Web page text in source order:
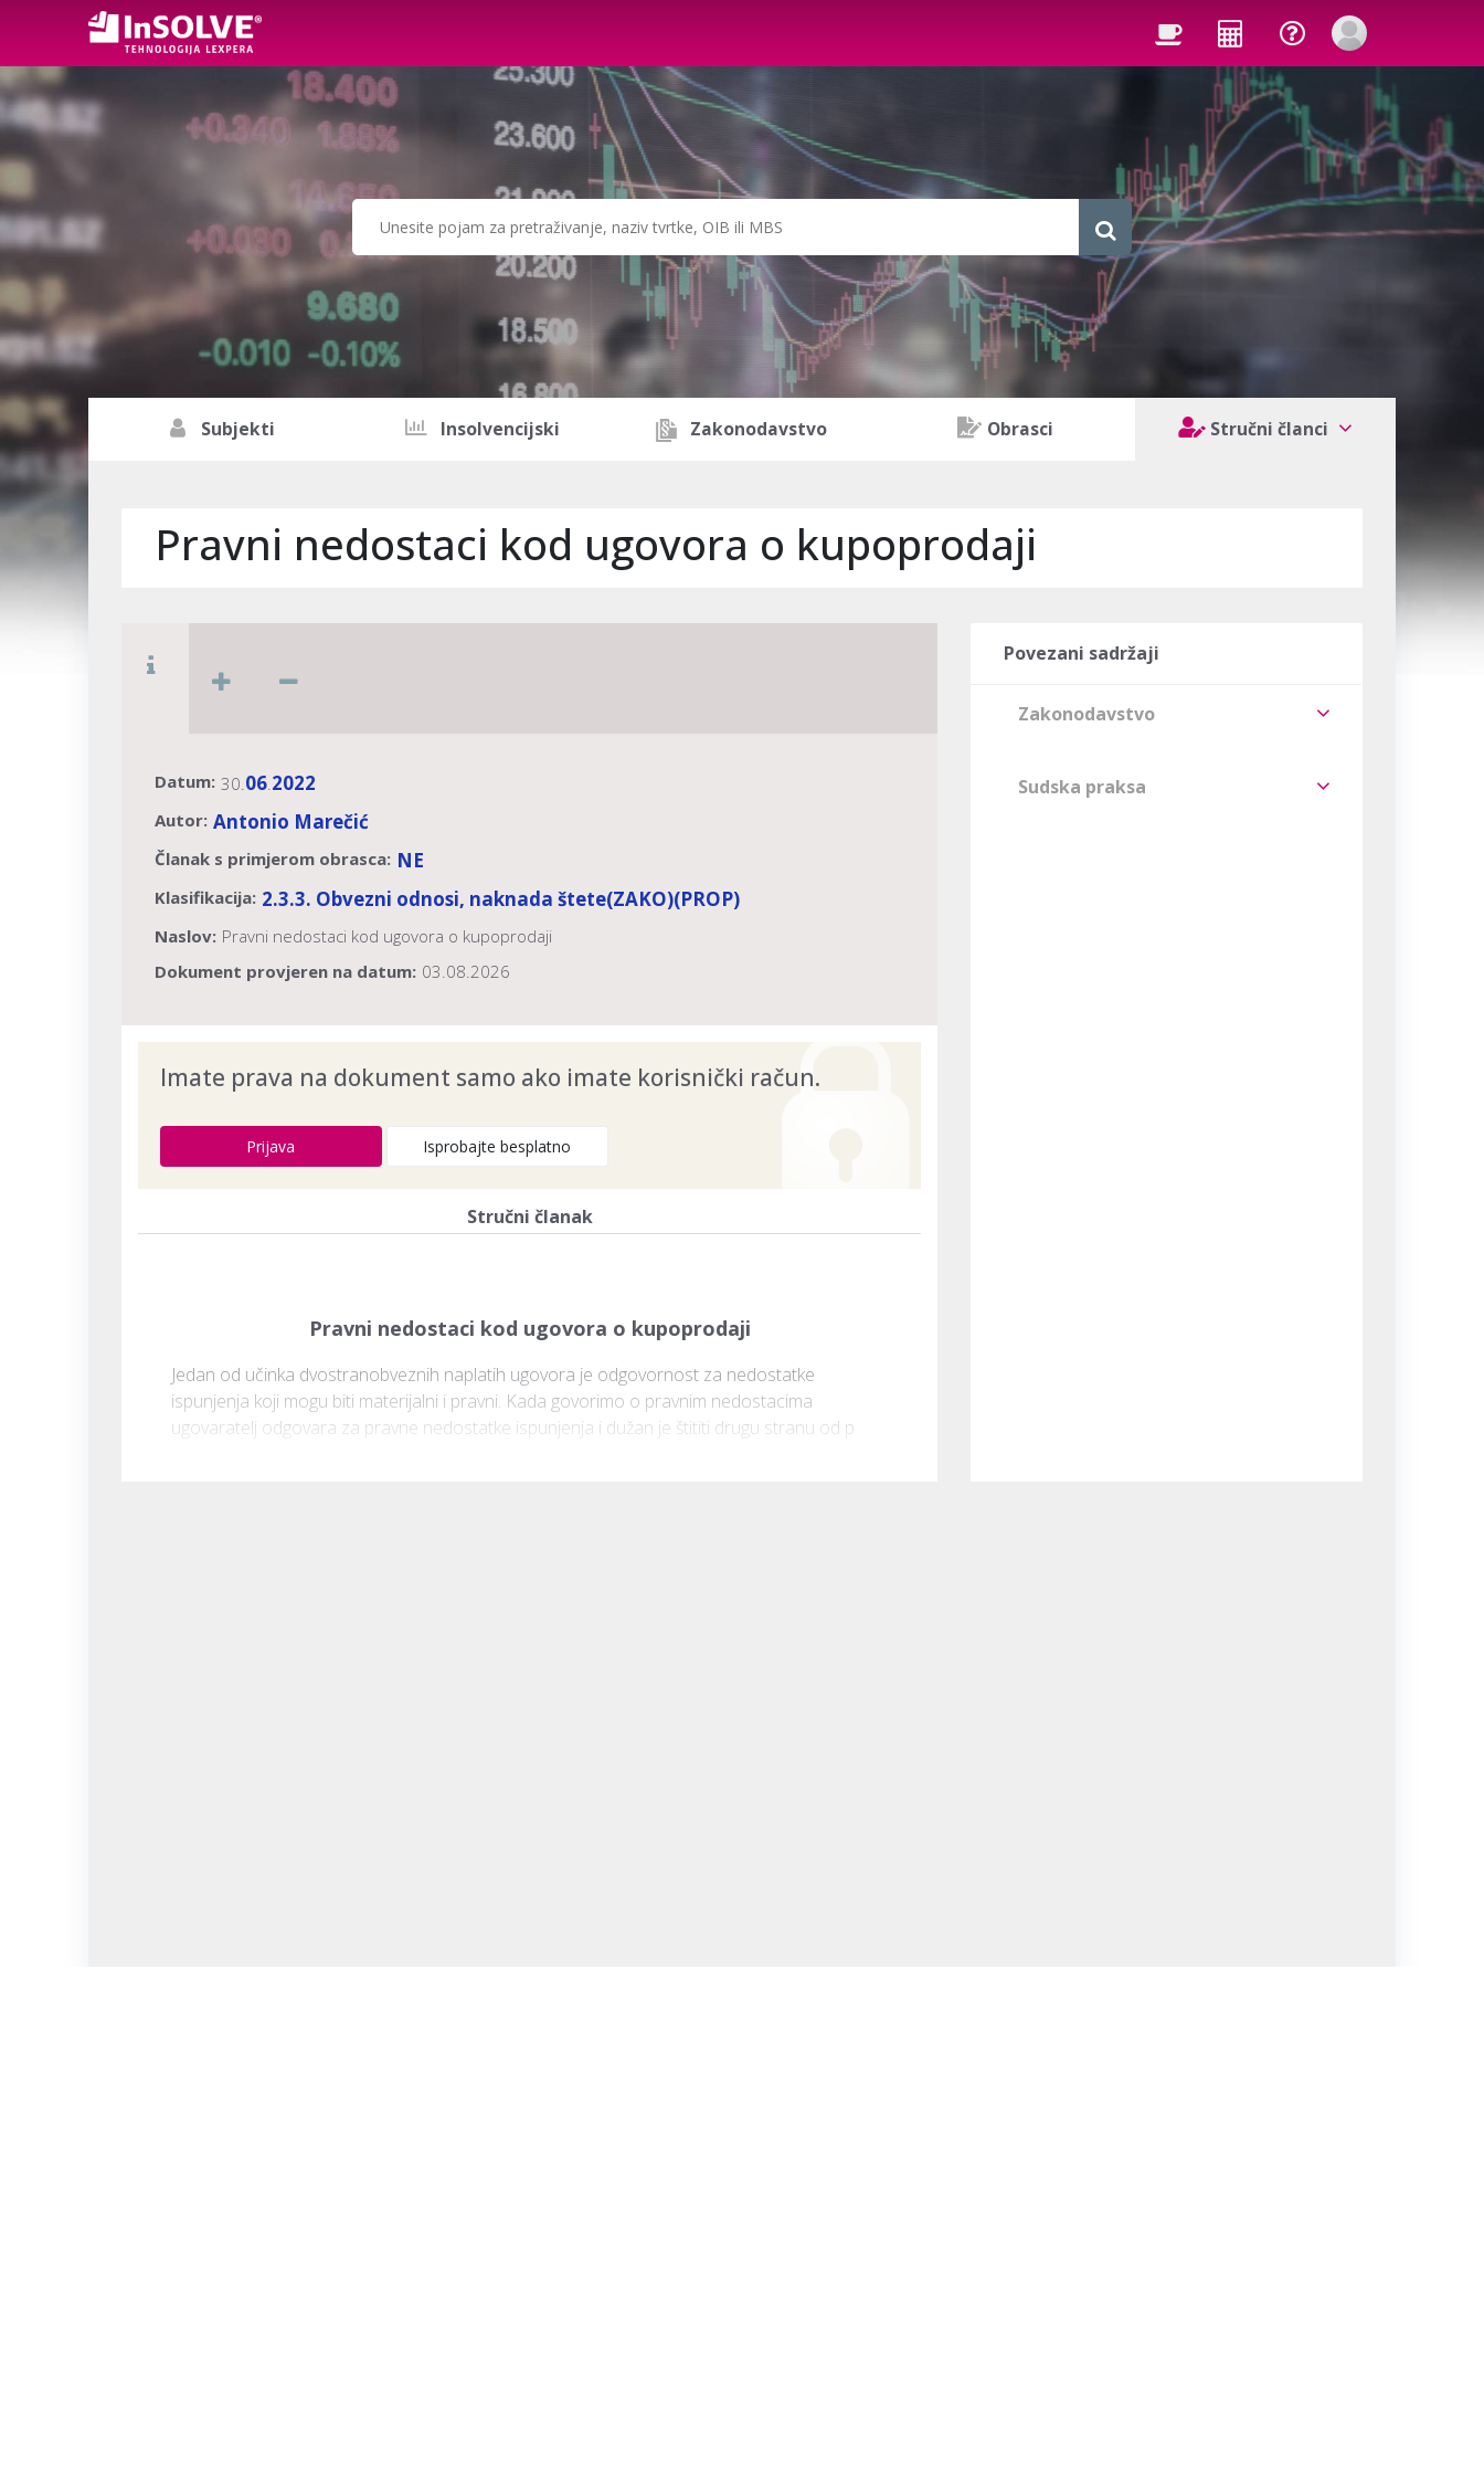
Subjekti Insolvencijski Zakonodavstvo Obrasci Stručni članci
Pravni nedostaci kod ugovora o kupoprodaji
Datum: 30.06.2022
Autor: Antonio Marečić
Članak s primjerom obrasca: NE
Klasifikacija: 2.3.3. Obvezni odnosi, naknada štete(ZAKO)(PROP)
Naslov: Pravni nedostaci kod ugovora o kupoprodaji
Dokument provjeren na datum: 03.08.2026
Imate prava na dokument samo ako imate korisnički račun.
Prijava Isprobajte besplatno
Stručni članak
Pravni nedostaci kod ugovora o kupoprodaji
Jedan od učinka dvostranobveznih naplatih ugovora je odgovornost za nedostatke
ispunjenja koji mogu biti materijalni i pravni. Kada govorimo o pravnim nedostacima
ugovaratelj odgovara za pravne nedostatke ispunjenja i dužan je štititi drugu stranu od p
Povezani sadržaji
Zakonodavstvo
Sudska praksa